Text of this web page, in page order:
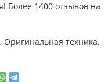
Более 1400 отзывов на
техника.